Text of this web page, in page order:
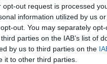
out request is processed
information utilized by us
out. You may separately
parties on the IAB’s list of
by us to third parties on the
it to other third parties.
–
BAND)